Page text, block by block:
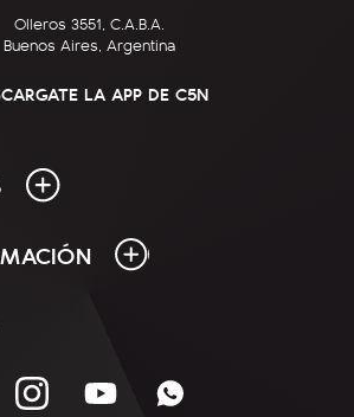
Olleros 3551, C.A.B.A.
Buenos Aires, Argentina
LA APP DE C5N